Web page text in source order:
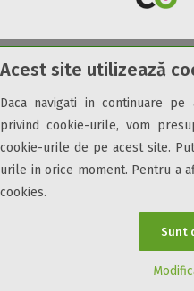
Acest site utilizează
Daca navigati in continuare
privind cookie-urile, vom
cookie-urile de pe acest site.
urile in orice moment. Pentru a
cookies.
Sunt
All inclusive
Pensiune completa
Demipensiune
Mic dejun
Accepta animale
Accepta voucher vacanta
Acces persoane cu
© 2026 Cazare7.
Obiective turistice Informații